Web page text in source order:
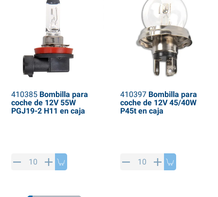
410385Bombilla para
coche de 12V 55W
PGJ19-2 H11 en caja
410397Bombilla para
coche de 12V 45/40W
P45t en caja